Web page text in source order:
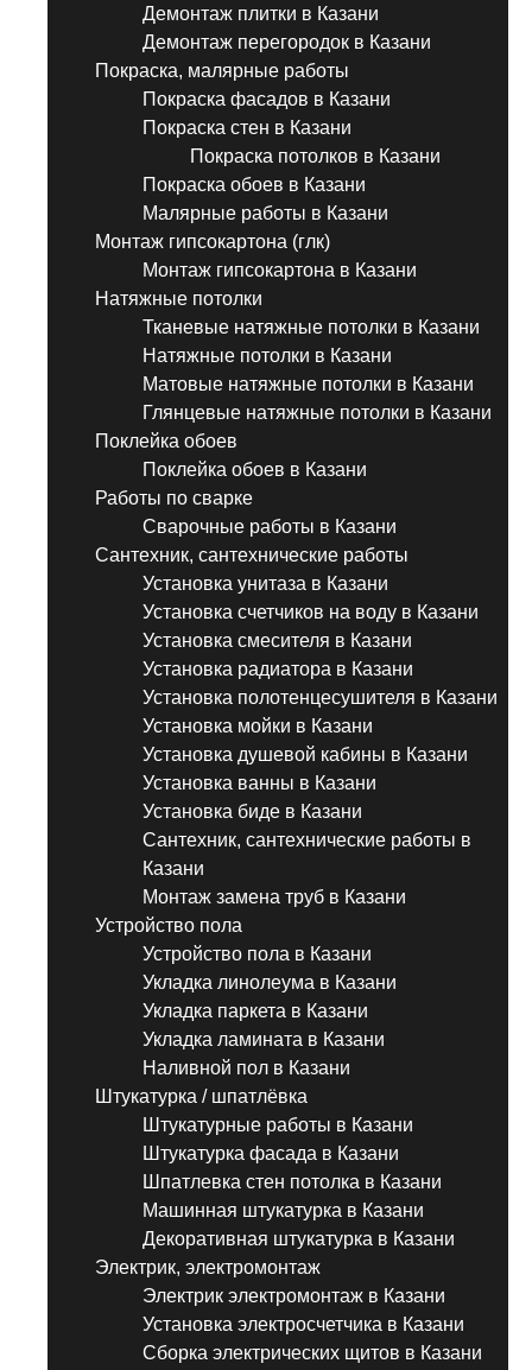
Демонтаж плитки в Казани
Демонтаж перегородок в Казани
Покраска, малярные работы
Покраска фасадов в Казани
Покраска стен в Казани
Покраска потолков в Казани
Покраска обоев в Казани
Малярные работы в Казани
Монтаж гипсокартона (глк)
Монтаж гипсокартона в Казани
Натяжные потолки
Тканевые натяжные потолки в Казани
Натяжные потолки в Казани
Матовые натяжные потолки в Казани
Глянцевые натяжные потолки в Казани
Поклейка обоев
Поклейка обоев в Казани
Работы по сварке
Сварочные работы в Казани
Сантехник, сантехнические работы
Установка унитаза в Казани
Установка счетчиков на воду в Казани
Установка смесителя в Казани
Установка радиатора в Казани
Установка полотенцесушителя в Казани
Установка мойки в Казани
Установка душевой кабины в Казани
Установка ванны в Казани
Установка биде в Казани
Сантехник, сантехнические работы в
Казани
Монтаж замена труб в Казани
Устройство пола
Устройство пола в Казани
Укладка линолеума в Казани
Укладка паркета в Казани
Укладка ламината в Казани
Наливной пол в Казани
Штукатурка / шпатлёвка
Штукатурные работы в Казани
Штукатурка фасада в Казани
Шпатлевка стен потолка в Казани
Машинная штукатурка в Казани
Декоративная штукатурка в Казани
Электрик, электромонтаж
Электрик электромонтаж в Казани
Установка электросчетчика в Казани
Сборка электрических щитов в Казани